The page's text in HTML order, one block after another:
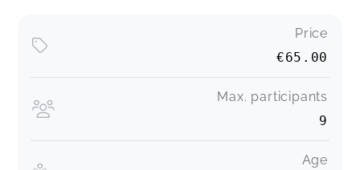
Price
€65.00
Max. participants
9
Age